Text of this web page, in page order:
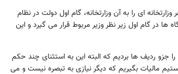
ای را به آن وزارتخانه، گام اول دولت در نظام
در گام اول زیر نظر وزیر مربوط قرار می گیرد و این
گفت: ما در بودجه ریزی جدید حدود 180 حکم را جزو ردیف ها بردیم که البته این به استثنای چند حکم
مالیات بگیریم که دیگر نیازی به تبصره نیست و می